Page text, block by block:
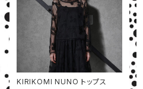
KIRIKOMI NUNO トップス